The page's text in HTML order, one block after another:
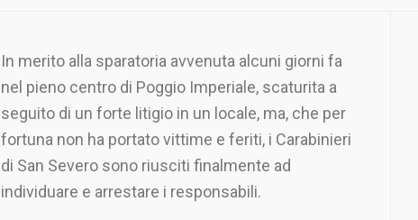
In merito alla sparatoria avvenuta alcuni giorni fa
nel pieno centro di Poggio Imperiale, scaturita a
seguito di un forte litigio in un locale, ma, che per
fortuna non ha portato vittime e feriti, i Carabinieri
di San Severo sono riusciti finalmente ad
individuare e arrestare i responsabili.